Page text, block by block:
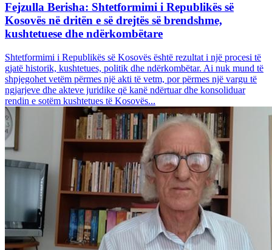
Fejzulla Berisha: Shtetformimi i Republikës së
Kosovës në dritën e së drejtës së brendshme,
kushtetuese dhe ndërkombëtare
Shtetformimi i Republikës së Kosovës është rezultat i një procesi të
gjatë historik, kushtetues, politik dhe ndërkombëtar. Ai nuk mund të
shpjegohet vetëm përmes një akti të vetm, por përmes një vargu të
ngjarjeve dhe akteve juridike që kanë ndërtuar dhe konsoliduar
rendin e sotëm kushtetues të Kosovës...